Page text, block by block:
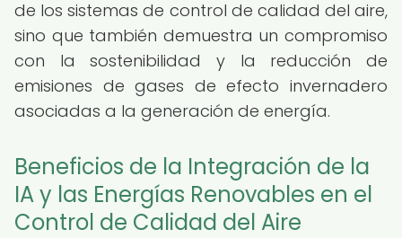
de los sistemas de control de calidad del aire,
sino que también demuestra un compromiso
con la sostenibilidad y la reducción de
emisiones de gases de efecto invernadero
asociadas a la generación de energía.
Beneficios de la Integración de la
IA y las Energías Renovables en el
Control de Calidad del Aire